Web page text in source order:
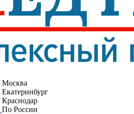
Москва
Екатеринбург
Краснодар
По России